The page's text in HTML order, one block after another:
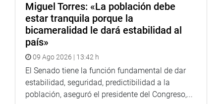
Miguel Torres: «La población debe
estar tranquila porque la
bicameralidad le dará estabilidad al
país»
09 Ago 2026 | 13:42 h
El Senado tiene la función fundamental de dar
estabilidad, seguridad, predictibilidad a la
población, aseguró el presidente del Congreso,...